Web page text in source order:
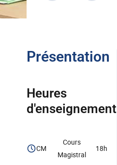
Présentation
Heures
d'enseignement
CM
Cours
Magistral
18h